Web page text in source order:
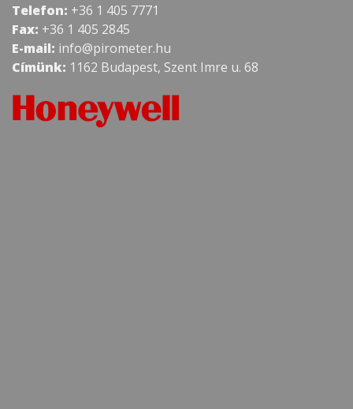
Telefon: +36 1 405 7771
Fax: +36 1 405 2845
E-mail: info@pirometer.hu
Címünk: 1162 Budapest, Szent Imre u. 68